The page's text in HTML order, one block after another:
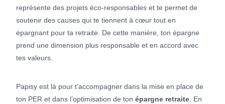
représente des projets éco-responsables et te permet de
soutenir des causes qui te tiennent à cœur tout en
épargnant pour ta retraite. De cette manière, ton épargne
prend une dimension plus responsable et en accord avec
tes valeurs.
Papisy est là pour t’accompagner dans la mise en place de
ton PER et dans l’optimisation de ton épargne retraite . En